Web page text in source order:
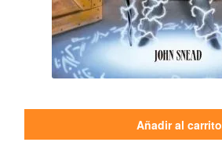
Añadir al carrito